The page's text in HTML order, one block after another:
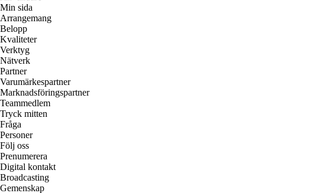
Min sida
Arrangemang
Belopp
Kvaliteter
Verktyg
Nätverk
Partner
Varumärkespartner
Marknadsföringspartner
Teammedlem
Tryck mitten
Fråga
Personer
Följ oss
Prenumerera
Digital kontakt
Broadcasting
Gemenskap